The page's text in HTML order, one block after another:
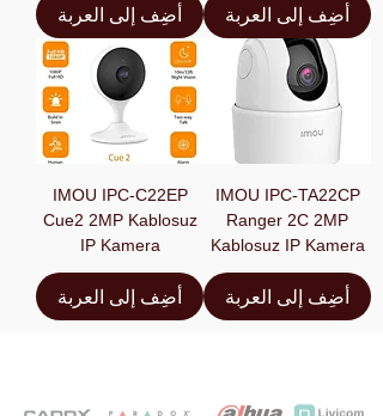
أضِف إلى العربة أضِف إلى العربة
IMOU IPC-TA22CP
Ranger 2C 2MP
Kablosuz IP Kamera
أضِف إلى العربة
IMOU IPC-C22EP
Cue2 2MP Kablosuz
IP Kamera
أضِف إلى العربة